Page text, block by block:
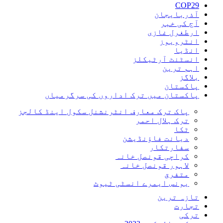
COP29
آذربایجان
آج کی خبر
ارطغرل غازی
انٹرویوز
انڈیا
انسٹنٹ آرٹیکلز
اہم ترین
بلاگز
پاکستان
پاکستان میں ترک اداروں کی سرگرمیاں
پاک ترک معارف انٹرنشنل سکول اینڈ کالجز
ترک ہلال احمر
ٹکا
دیانت فاؤنڈیشن
سفارتکار
کراچی قونصل خانہ
لاہور قونصل خانہ
متفرق
یونس ایمرے انسٹی ٹیوٹ
تازہ ترین
تجارت
ترکی